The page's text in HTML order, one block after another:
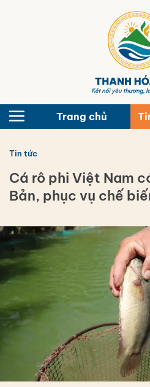
Trang chủ
Tin tức
Cá rô phi Việt Nam
Bản, phục vụ chế